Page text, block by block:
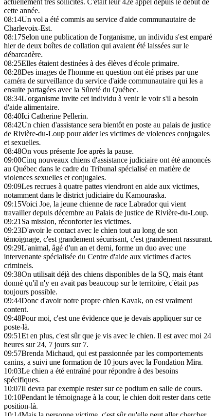
actuellement très sollicités. C'était leur 42e appel depuis le début de
cette année.
08:14Un vol a été commis au service d'aide communautaire de
Charlevoix-Est.
08:17Selon une publication de l'organisme, un individu s'est emparé
hier de deux boîtes de collation qui avaient été laissées sur le
débarcadère.
08:25Elles étaient destinées à des élèves d'école primaire.
08:28Des images de l'homme en question ont été prises par une
caméra de surveillance du service d'aide communautaire qui les a
ensuite partagées avec la Sûreté du Québec.
08:34L'organisme invite cet individu à venir le voir s'il a besoin
d'aide alimentaire.
08:40Ici Catherine Pellerin.
08:42Un chien d'assistance sera bientôt en poste au palais de justice
de Rivière-du-Loup pour aider les victimes de violences conjugales
et sexuelles.
08:48On vous présente Joe après la pause.
09:00Cinq nouveaux chiens d'assistance judiciaire ont été annoncés
au Québec dans le cadre du Tribunal spécialisé en matière de
violences sexuelles et conjugales.
09:09Les recrues à quatre pattes viendront en aide aux victimes,
notamment dans le district judiciaire du Kamouraska.
09:15Voici Joe, la jeune chienne de race Labrador qui vient
travailler depuis décembre au Palais de justice de Rivière-du-Loup.
09:21Sa mission, réconforter les victimes.
09:23D'avoir le contact avec le chien tout au long de son
témoignage, c'est grandement sécurisant, c'est grandement rassurant.
09:29L'animal, âgé d'un an et demi, forme un duo avec une
intervenante spécialisée du Centre d'aide aux victimes d'actes
criminels.
09:38On utilisait déjà des chiens disponibles de la SQ, mais étant
donné qu'il n'y en avait pas beaucoup sur le territoire, c'était pas
toujours possible.
09:44Donc d'avoir notre propre chien Kavak, on est vraiment
content.
09:48Pour moi, c'est une évidence que je devais appliquer sur ce
poste-là.
09:51Et en plus, c'est sûr que je vis avec le chien. Il est avec moi 24
heures sur 24, 7 jours sur 7.
09:57Brenda Michaud, qui est passionnée par les comportements
canins, a suivi une formation de 10 jours avec la Fondation Mira.
10:03Le chien a été entraîné pour répondre à des besoins
spécifiques.
10:07Il devra par exemple rester sur ce podium en salle de cours.
10:10Pendant le témoignage à la cour, le chien doit rester dans cette
position-là.